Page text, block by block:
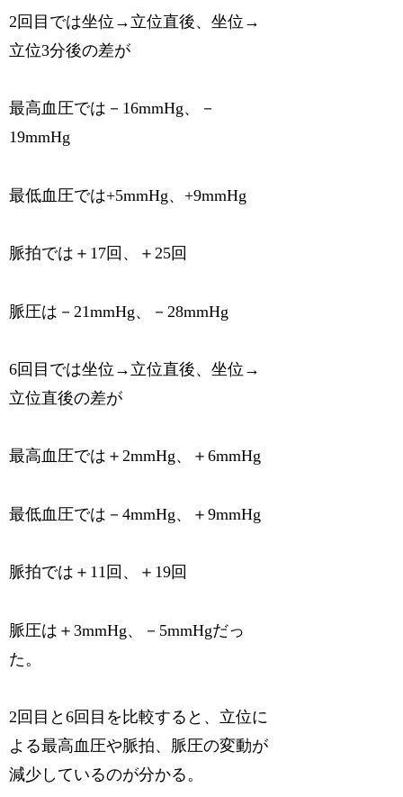
2回目では坐位→立位直後、坐位→
立位3分後の差が
最高血圧では－16mmHg、－
19mmHg
最低血圧では+5mmHg、+9mmHg
脈拍では＋17回、＋25回
脈圧は－21mmHg、－28mmHg
6回目では坐位→立位直後、坐位→
立位直後の差が
最高血圧では＋2mmHg、＋6mmHg
最低血圧では－4mmHg、＋9mmHg
脈拍では＋11回、＋19回
脈圧は＋3mmHg、－5mmHgだっ
た。
2回目と6回目を比較すると、立位に
よる最高血圧や脈拍、脈圧の変動が
減少しているのが分かる。